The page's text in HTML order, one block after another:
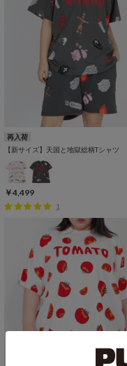
再入荷
【新サイズ】天国と地獄総柄Tシャツ
￥4,499
1